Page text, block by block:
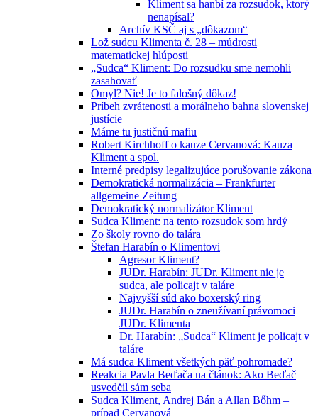
Kliment sa hanbí za rozsudok, ktorý
nenapísal?
Archív KSČ aj s „dôkazom“
Lož sudcu Klimenta č. 28 – múdrosti
matematickej hlúposti
„Sudca“ Kliment: Do rozsudku sme nemohli
zasahovať
Omyl? Nie! Je to falošný dôkaz!
Príbeh zvrátenosti a morálneho bahna slovenskej
justície
Máme tu justičnú mafiu
Robert Kirchhoff o kauze Cervanová: Kauza
Kliment a spol.
Interné predpisy legalizujúce porušovanie zákona
Demokratická normalizácia – Frankfurter
allgemeine Zeitung
Demokratický normalizátor Kliment
Sudca Kliment: na tento rozsudok som hrdý
Zo školy rovno do talára
Štefan Harabín o Klimentovi
Agresor Kliment?
JUDr. Harabín: JUDr. Kliment nie je
sudca, ale policajt v taláre
Najvyšší súd ako boxerský ring
JUDr. Harabín o zneužívaní právomoci
JUDr. Klimenta
Dr. Harabín: „Sudca“ Kliment je policajt v
taláre
Má sudca Kliment všetkých päť pohromade?
Reakcia Pavla Beďača na článok: Ako Beďač
usvedčil sám seba
Sudca Kliment, Andrej Bán a Allan Bőhm –
prípad Cervanová